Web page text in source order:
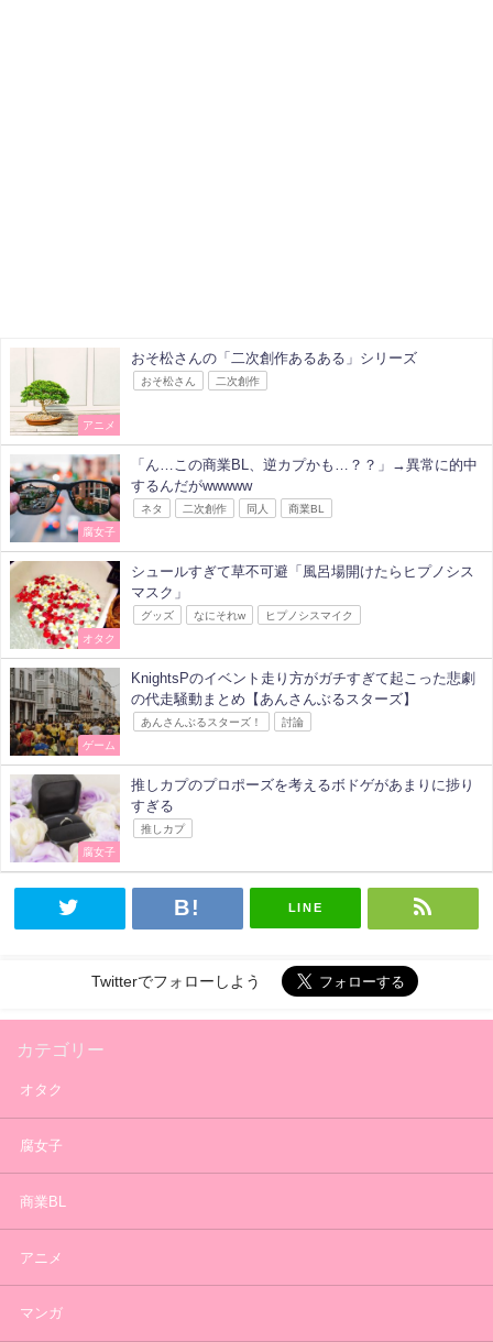
アニメ
おそ松さんの「二次創作あるある」シリーズ
おそ松さん 二次創作
腐女子
「ん…この商業BL、逆カプかも…？？」→異常に的中
するんだがwwwww
ネタ 二次創作 同人 商業BL
オタク
シュールすぎて草不可避「風呂場開けたらヒプノシス
マスク」
グッズ なにそれw ヒプノシスマイク
ゲーム
KnightsPのイベント走り方がガチすぎて起こった悲劇
の代走騒動まとめ【あんさんぶるスターズ】
あんさんぶるスターズ！ 討論
腐女子
推しカプのプロポーズを考えるボドゲがあまりに捗り
すぎる
推しカプ
LINE
Twitterでフォローしよう
カテゴリー
オタク
腐女子
商業BL
アニメ
マンガ